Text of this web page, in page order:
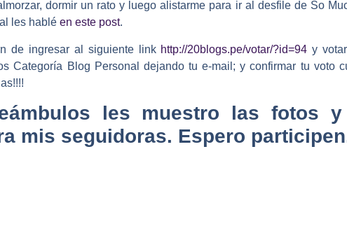
dormir un rato y luego alistarme para ir al desfile de So
les hablé en este post.
de ingresar al siguiente link http://20blogs.pe/votar/?id=94 y
Categoría Blog Personal
dejando tu e-mail; y confirmar tu voto
les muestro las fotos
mis seguidoras. Espero